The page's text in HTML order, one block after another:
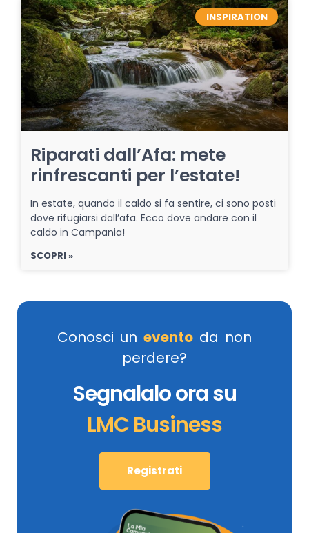
INSPIRATION
Riparati dall’Afa: mete
rinfrescanti per l’estate!
In estate, quando il caldo si fa sentire, ci sono posti
dove rifugiarsi dall’afa. Ecco dove andare con il
caldo in Campania!
SCOPRI »
Conosci un evento da non
perdere?
Segnalalo ora su
LMC Business
Registrati